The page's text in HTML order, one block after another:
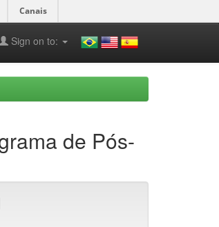
Canais
Sign on to:
de Pós-